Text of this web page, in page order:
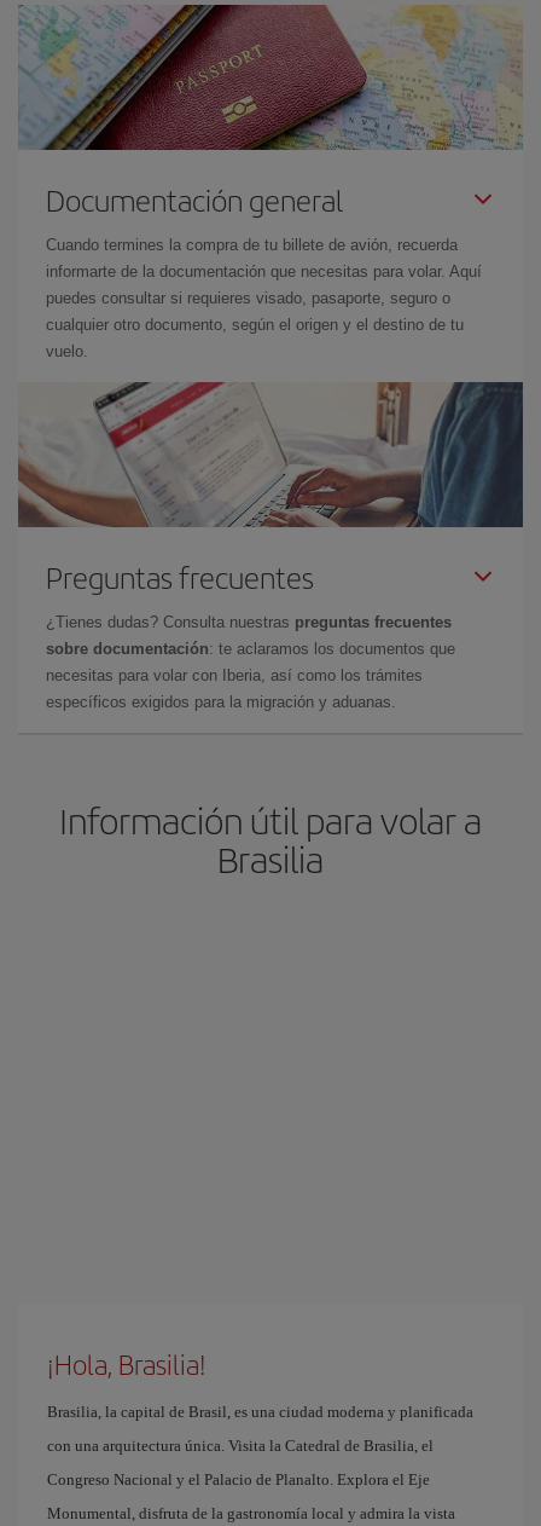
Documentación general
Cuando termines la compra de tu billete de avión, recuerda
informarte de la documentación que necesitas para volar. Aquí
puedes consultar si requieres visado, pasaporte, seguro o
cualquier otro documento, según el origen y el destino de tu
vuelo.
Preguntas frecuentes
¿Tienes dudas? Consulta nuestras preguntas frecuentes
sobre documentación: te aclaramos los documentos que
necesitas para volar con Iberia, así como los trámites
específicos exigidos para la migración y aduanas.
Información útil para volar a
Brasilia
¡Hola, Brasilia!
Brasilia, la capital de Brasil, es una ciudad moderna y planificada
con una arquitectura única. Visita la Catedral de Brasilia, el
Congreso Nacional y el Palacio de Planalto. Explora el Eje
Monumental, disfruta de la gastronomía local y admira la vista